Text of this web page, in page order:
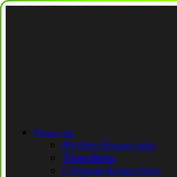
Новости
Футбол Казахстана
Трансферы
Сборная Казахстана